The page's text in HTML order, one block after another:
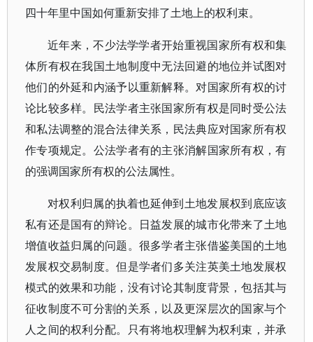
四十年里中国如何重新安排了土地上的权利束。
近年来，不少法学学者开始重视国家所有权和集
体所有权在我国土地制度中无法回避的地位并试图对
他们的外延和内涵予以重新解释。对国家所有权的讨
论比较多样。民法学者主张国家所有权是同时受公法
和私法调整的混合法律关系，民法典应对国家所有权
作专项规定。公法学者有的主张消解国家所有权，有
的强调国家所有权的公法属性。
对权利归属的执着也延伸到土地发展权到底应该
私有还是国有的辩论。日益发展的城市化带来了土地
增值收益归属的问题。很多学者主张借鉴美国的土地
发展权交易制度。但是学者们多关注英美土地发展权
模式的效果和功能，没有讨论其制度背景，包括其与
征收制度不可分割的关系，以及更深层次的国家与个
人之间的权利分配。只有将地权理解为权利束，并承